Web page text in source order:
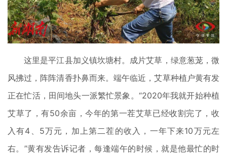
这里是平江县加义镇坎塘村。成片艾草，绿意葱茏，微
风拂过，阵阵清香扑鼻而来。端午临近，艾草种植户黄有发
正在忙活，田间地头一派繁忙景象。“2020年我就开始种植
艾草了，有50余亩，今年的第一茬艾草已经收割完了，收
入有4、5万元，加上第二茬的收入，一年下来10万元左
右。”黄有发告诉记者，每逢端午的时候，就是他最忙的时